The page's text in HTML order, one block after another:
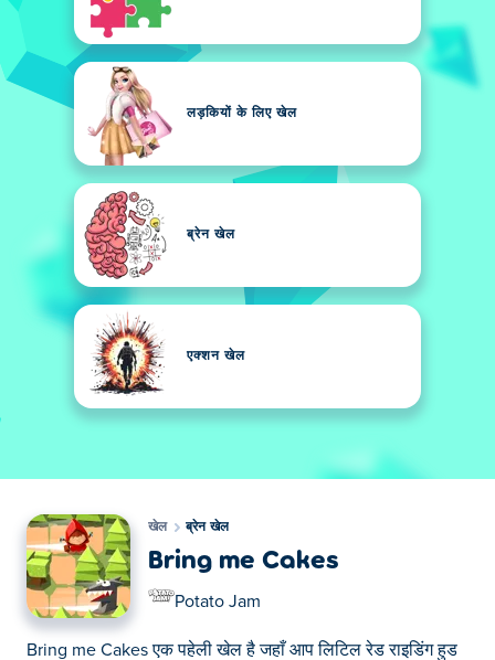
लड़कियों के लिए खेल
ब्रेन खेल
एक्शन खेल
खेल ब्रेन खेल
Bring me Cakes
Potato Jam
Bring me Cakes एक पहेली खेल है जहाँ आप लिटिल रेड राइडिंग हुड